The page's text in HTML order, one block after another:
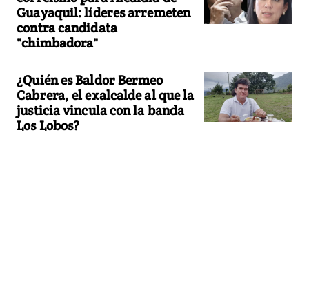
Guayaquil: líderes arremeten
contra candidata
"chimbadora"
¿Quién es Baldor Bermeo
Cabrera, el exalcalde al que la
justicia vincula con la banda
Los Lobos?